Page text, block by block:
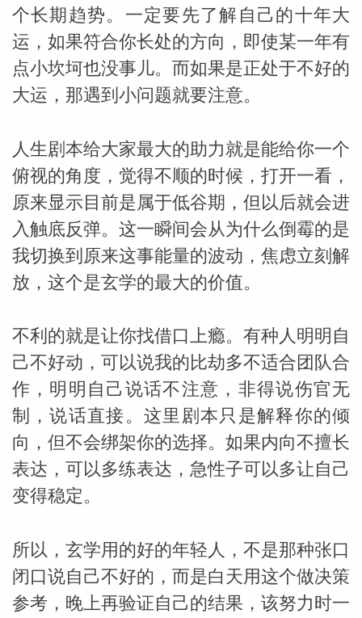
个长期趋势。一定要先了解自己的十年大
运，如果符合你长处的方向，即使某一年有
点小坎坷也没事儿。而如果是正处于不好的
大运，那遇到小问题就要注意。
人生剧本给大家最大的助力就是能给你一个
俯视的角度，觉得不顺的时候，打开一看，
原来显示目前是属于低谷期，但以后就会进
入触底反弹。这一瞬间会从为什么倒霉的是
我切换到原来这事能量的波动，焦虑立刻解
放，这个是玄学的最大的价值。
不利的就是让你找借口上瘾。有种人明明自
己不好动，可以说我的比劫多不适合团队合
作，明明自己说话不注意，非得说伤官无
制，说话直接。这里剧本只是解释你的倾
向，但不会绑架你的选择。如果内向不擅长
表达，可以多练表达，急性子可以多让自己
变得稳定。
所以，玄学用的好的年轻人，不是那种张口
闭口说自己不好的，而是白天用这个做决策
参考，晚上再验证自己的结果，该努力时一